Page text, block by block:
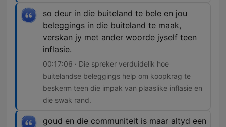
so deur in die buiteland te bele en jou
beleggings in die buiteland te maak,
verskan jy met ander woorde jyself teen
inflasie.
00:17:06 · Die spreker verduidelik hoe
buitelandse beleggings help om koopkrag te
beskerm teen die impak van plaaslike inflasie en
die swak rand.
goud en die communiteit is maar altyd een